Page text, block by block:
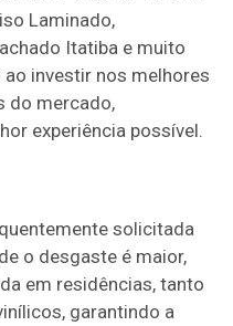
Laminado,
Itatiba e muito
investir nos melhores
do mercado,
experiência possível.
solicitada
o desgaste é maior,
em residências, tanto
garantindo a